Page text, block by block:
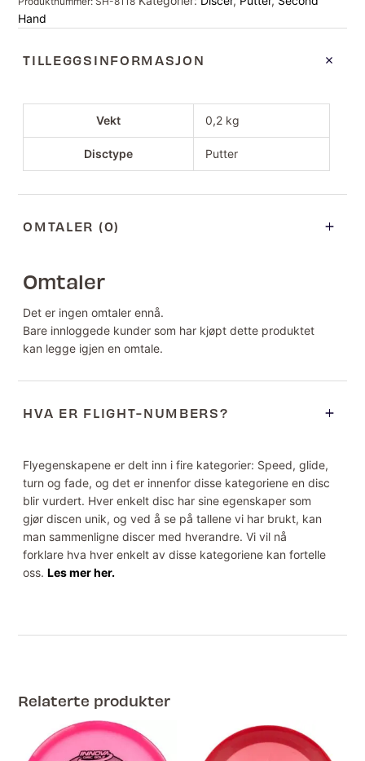
Hand
TILLEGGSINFORMASJON
Vekt 0,2 kg
Disctype Putter
OMTALER (0)
Omtaler
Det er ingen omtaler ennå.
Bare innloggede kunder som har kjøpt dette produktet
kan legge igjen en omtale.
HVA ER FLIGHT-NUMBERS?
Flyegenskapene er delt inn i fire kategorier: Speed, glide,
turn og fade, og det er innenfor disse kategoriene en disc
blir vurdert. Hver enkelt disc har sine egenskaper som
gjør discen unik, og ved å se på tallene vi har brukt, kan
man sammenligne discer med hverandre. Vi vil nå
forklare hva hver enkelt av disse kategoriene kan fortelle
oss.Les mer her.
Relaterte produkter